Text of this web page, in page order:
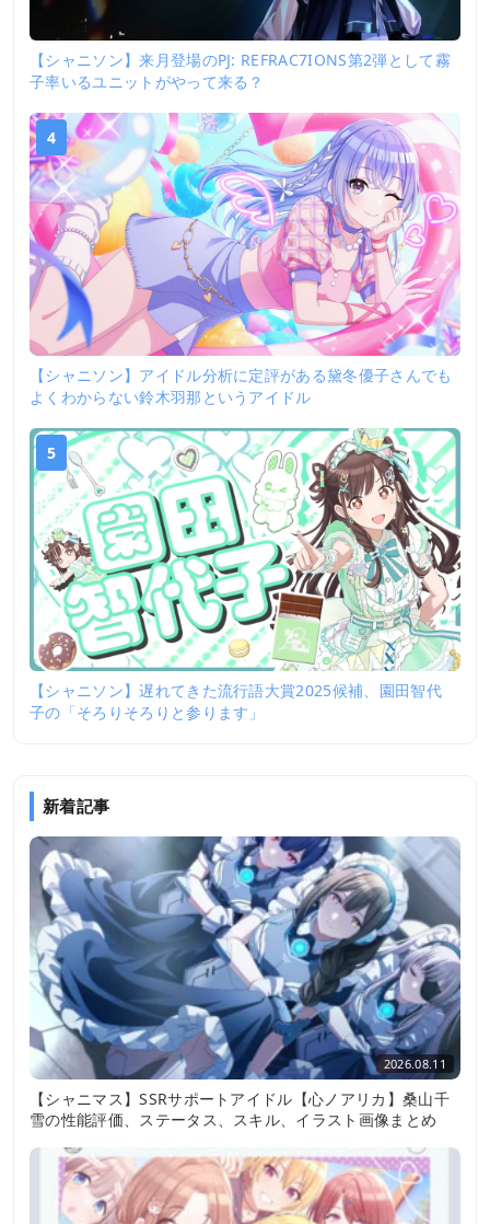
【シャニソン】来月登場のPJ: REFRAC7IONS第2弾として霧
子率いるユニットがやって来る？
4
【シャニソン】アイドル分析に定評がある黛冬優子さんでも
よくわからない鈴木羽那というアイドル
5
【シャニソン】遅れてきた流行語大賞2025候補、園田智代
子の「そろりそろりと参ります」
新着記事
2026.08.11
【シャニマス】SSRサポートアイドル【心ノアリカ】桑山千
雪の性能評価、ステータス、スキル、イラスト画像まとめ